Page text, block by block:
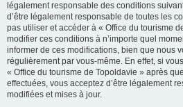
légalement responsable des conditions
d’être légalement responsable de toutes les
pas utiliser et accéder à « Office du tourisme
modifier ces conditions à n’importe quel
informer de ces modifications, bien que nous
régulièrement par vous-même. En effet, si
« Office du tourisme de Topoldavie » après
effectuées, vous acceptez d’être légalement
modifiées et mises à jour.